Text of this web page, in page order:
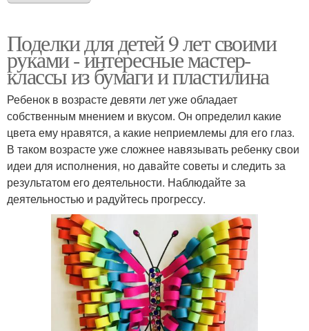
Поделки для детей 9 лет своими
руками - интересные мастер-
классы из бумаги и пластилина
Ребенок в возрасте девяти лет уже обладает
собственным мнением и вкусом. Он определил какие
цвета ему нравятся, а какие неприемлемы для его глаз.
В таком возрасте уже сложнее навязывать ребенку свои
идеи для исполнения, но давайте советы и следить за
результатом его деятельности. Наблюдайте за
деятельностью и радуйтесь прогрессу.